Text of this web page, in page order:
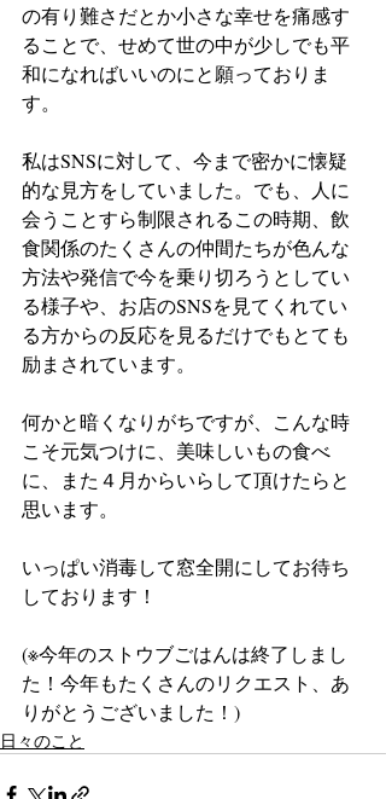
の有り難さだとか小さな幸せを痛感す
ることで、せめて世の中が少しでも平
和になればいいのにと願っておりま
す。
私はSNSに対して、今まで密かに懐疑
的な見方をしていました。でも、人に
会うことすら制限されるこの時期、飲
食関係のたくさんの仲間たちが色んな
方法や発信で今を乗り切ろうとしてい
る様子や、お店のSNSを見てくれてい
る方からの反応を見るだけでもとても
励まされています。
何かと暗くなりがちですが、こんな時
こそ元気つけに、美味しいもの食べ
に、また４月からいらして頂けたらと
思います。
いっぱい消毒して窓全開にしてお待ち
しております！
(※今年のストウブごはんは終了しまし
た！今年もたくさんのリクエスト、あ
りがとうございました！)
日々のこと